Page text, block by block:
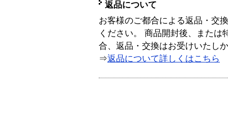
返品について
お客様のご都合による返品・交
ください。 商品開封後、または
合、返品・交換はお受けいたし
⇒返品について詳しくはこちら